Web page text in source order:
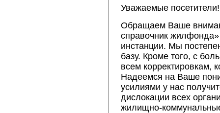
Уважаемые посетители!
Обращаем Ваше
справочник
инстанции. Мы
базу. Кроме того, с
всем корректировкам,
Надеемся на Ваше
усилиями у нас
дислокации всех
жилищно-